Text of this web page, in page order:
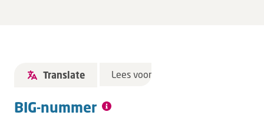
Translate Lees voor
BIG-nummer